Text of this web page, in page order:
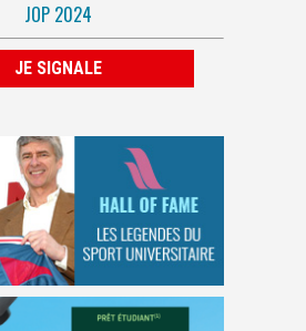
JOP 2024
JE SIGNALE